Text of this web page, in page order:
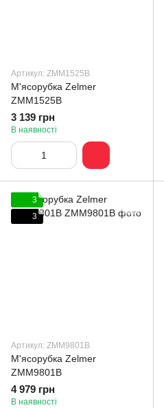
Артикул: ZMM1525B
М'ясорубка Zelmer
ZMM1525B
3 139 грн
В наявності
3
3
Артикул: ZMM9801B
М'ясорубка Zelmer
ZMM9801B
4 979 грн
В наявності